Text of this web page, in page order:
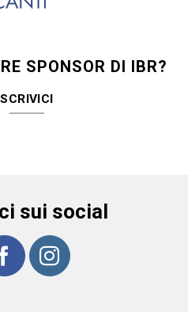
SPONSOR DI IBR?
SCRIVICI
sui social